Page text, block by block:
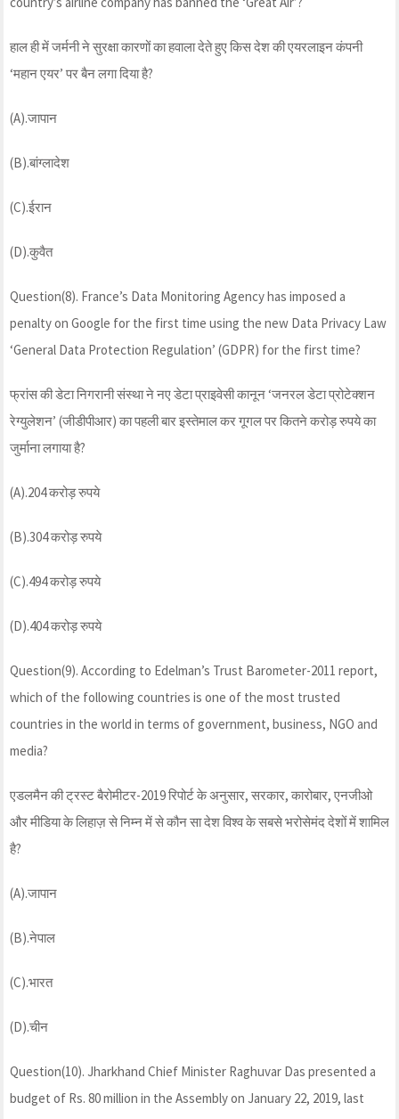
हाल ही में जर्मनी ने सुरक्षा कारणों का हवाला देते हुए किस देश की एयरलाइन कंपनी
‘महान एयर’ पर बैन लगा दिया है?
(A).जापान
(B).बांग्लादेश
(C).ईरान
(D).कुवैत
Question(8). France’s Data Monitoring Agency has imposed a
penalty on Google for the first time using the new Data Privacy Law
‘General Data Protection Regulation’ (GDPR) for the first time?
फ्रांस की डेटा निगरानी संस्था ने नए डेटा प्राइवेसी कानून ‘जनरल डेटा प्रोटेक्शन
रेग्युलेशन’ (जीडीपीआर) का पहली बार इस्तेमाल कर गूगल पर कितने करोड़ रुपये का
जुर्माना लगाया है?
(A).204 करोड़ रुपये
(B).304 करोड़ रुपये
(C).494 करोड़ रुपये
(D).404 करोड़ रुपये
Question(9). According to Edelman’s Trust Barometer-2011 report,
which of the following countries is one of the most trusted
countries in the world in terms of government, business, NGO and
media?
एडलमैन की ट्रस्ट बैरोमीटर-2019 रिपोर्ट के अनुसार, सरकार, कारोबार, एनजीओ
और मीडिया के लिहाज़ से निम्न में से कौन सा देश विश्व के सबसे भरोसेमंद देशों में शामिल
है?
(A).जापान
(B).नेपाल
(C).भारत
(D).चीन
Question(10). Jharkhand Chief Minister Raghuvar Das presented a
budget of Rs. 80 million in the Assembly on January 22, 2019, last